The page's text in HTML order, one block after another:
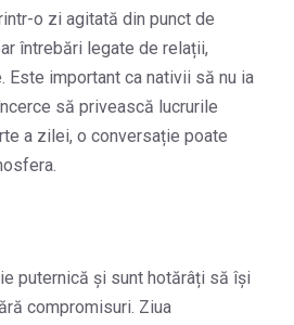
o zi agitată din punct de
întrebări legate de relații,
Este important ca nativii să nu ia
să privească lucrurile
a zilei, o conversație poate
puternică și sunt hotărâți să își
compromisuri. Ziua